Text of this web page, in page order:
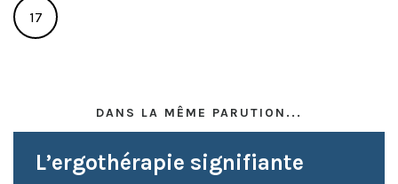
17
DANS LA MÊME PARUTION...
L’ergothérapie signifiante